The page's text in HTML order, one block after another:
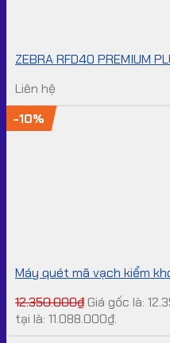
ZEBRA RFD40 PREMIUM
Liên hệ
-10%
Máy quét mã vạch kiểm
12.350.000₫Giá gốc là:
tại là: 11.088.000₫.